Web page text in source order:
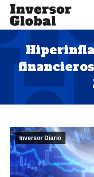
Inversor Diario